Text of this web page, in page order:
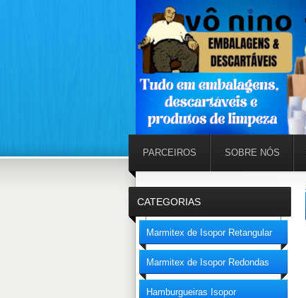
CATEGORIAS
Marmitex de Isopor Retangular
Marmitex de Isopor Redondas
Hamburgueiras Isopor
PARCEIROS SOBRE NÓS